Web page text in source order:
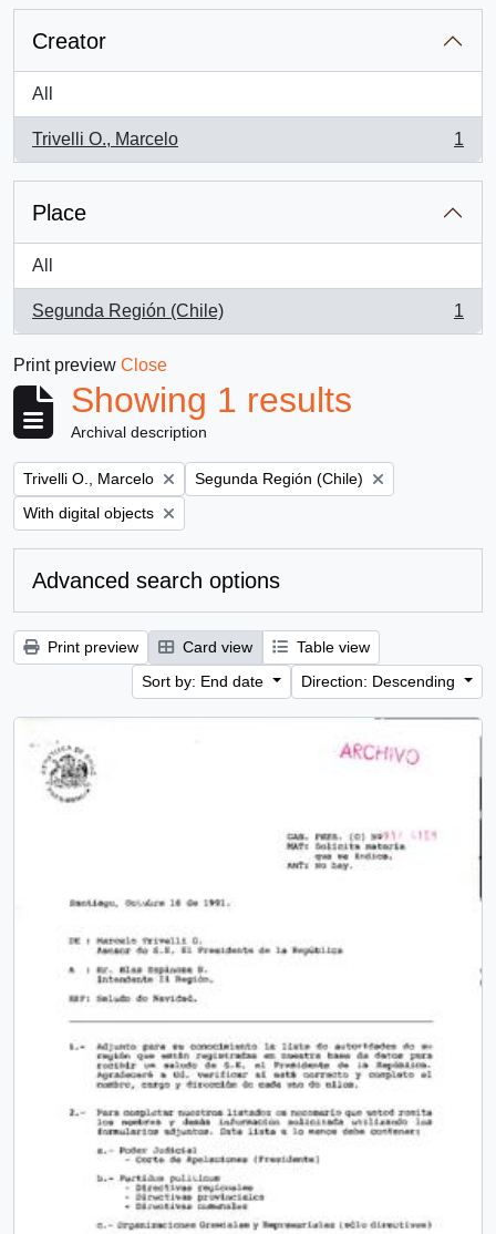
Creator
All
Trivelli O., Marcelo
, 1 results
1
Place
All
Segunda Región (Chile)
, 1 results
1
Print preview Close
Showing 1 results
Archival description
Remove filter:
Trivelli O., Marcelo Remove filter:
Segunda Región (Chile)
Remove filter:
With digital objects
Advanced search options
Print preview Card view
Table view
Sort by: End date
Direction: Descending